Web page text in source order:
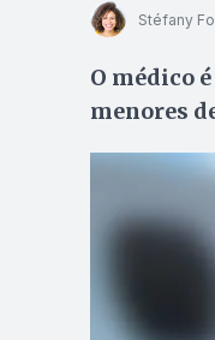
Stéfany
O médico
menores